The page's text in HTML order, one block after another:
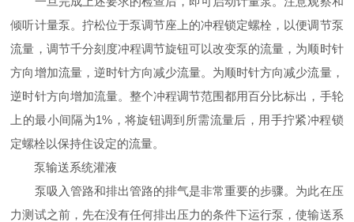
倾听计量泵。拧松位于泵调节座上的冲程锁定螺栓，以便调节泵
流量，调节千分刻度冲程调节旋钮可以改变泵的流量，为顺时针
方向增加流量，逆时针方向减少流量。为顺时针方向减少流量，
逆时针方向增加流量。整个冲程调节范围都用百分比标出，手轮
上的最小间隔为1%，将旋钮调到所需流量后，用手拧紧冲程锁
定螺栓以保持住设定的流量。
泵输送系统灌液
泵吸入管路和排出管路的排气是非常重要的步骤。为此在压
力测试之前，先在没有任何排出压力的条件下运行泵，使输送系